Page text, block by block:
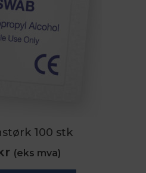
100 stk
(eks mva)